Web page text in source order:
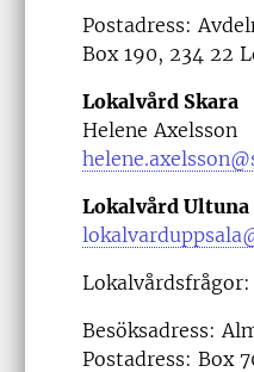
Postadress:
Box 190, 234 22
Lokalvård Skara
Helene Axelsson
Lokalvård Ultuna
Lokalvårdsfrågor:
Besöksadress:
Postadress: Box